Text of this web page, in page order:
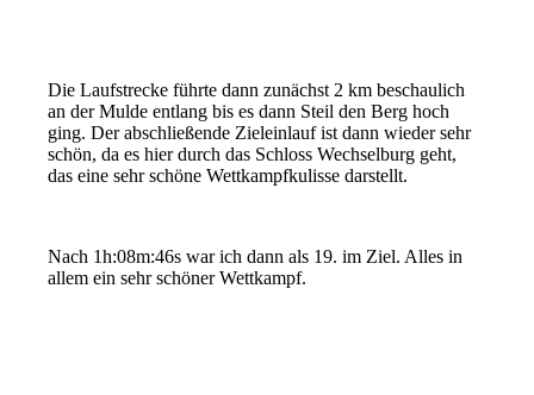
Die Laufstrecke führte dann zunächst 2 km beschaulich
an der Mulde entlang bis es dann Steil den Berg hoch
ging. Der abschließende Zieleinlauf ist dann wieder sehr
schön, da es hier durch das Schloss Wechselburg geht,
das eine sehr schöne Wettkampfkulisse darstellt.
Nach 1h:08m:46s war ich dann als 19. im Ziel. Alles in
allem ein sehr schöner Wettkampf.